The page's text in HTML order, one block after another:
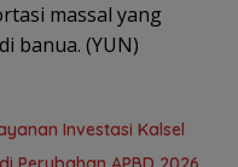
massal yang
banua. (YUN)
Investasi Kalsel